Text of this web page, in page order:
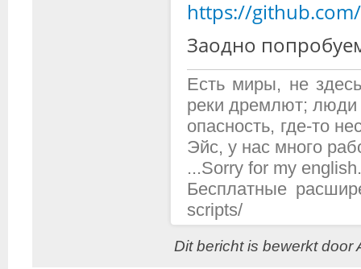
https://
Заодно
Есть миры, не
реки дремлют; люди
опасность, где-то
Эйс, у нас много
...Sorry for my
Бесплатные
scripts/
Dit bericht is bewerkt door